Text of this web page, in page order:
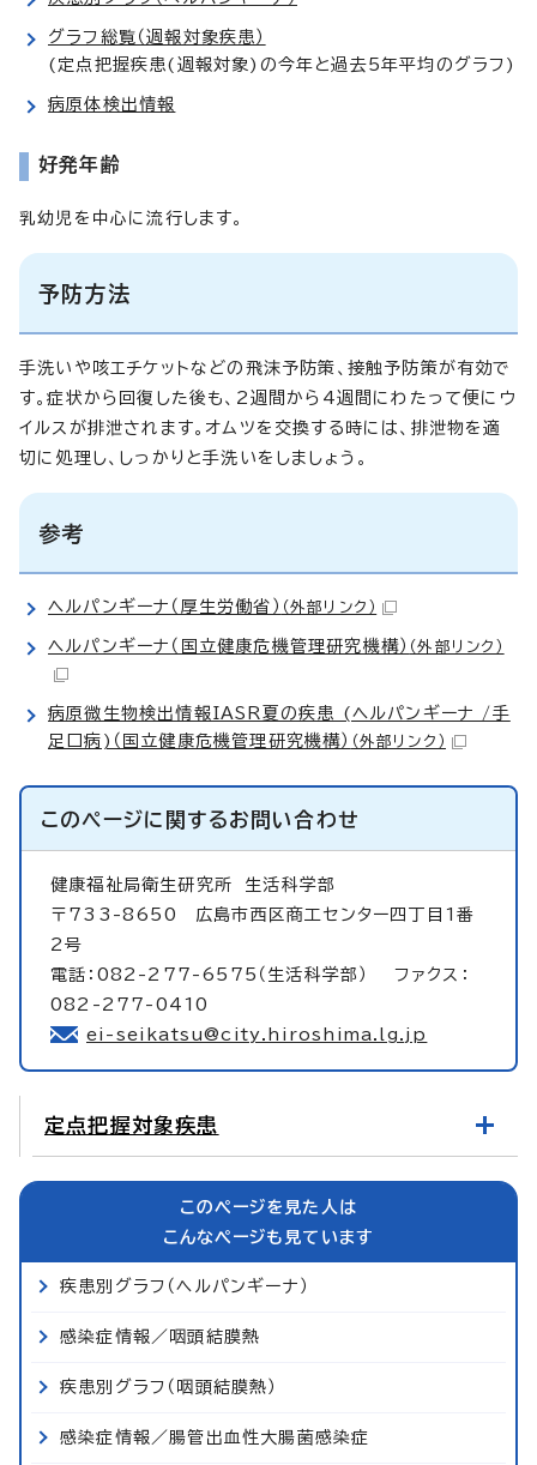
グラフ総覧（週報対象疾患）
(定点把握疾患(週報対象)の今年と過去5年平均のグラフ)
病原体検出情報
好発年齢
乳幼児を中心に流行します。
予防方法
手洗いや咳エチケットなどの飛沫予防策、接触予防策が有効で
す。症状から回復した後も、2週間から4週間にわたって便にウ
イルスが排泄されます。オムツを交換する時には、排泄物を適
切に処理し、しっかりと手洗いをしましょう。
参考
ヘルパンギーナ（厚生労働省） （外部リンク）
ヘルパンギーナ（国立健康危機管理研究機構） （外部リンク）
病原微生物検出情報IASR夏の疾患 (ヘルパンギーナ /手
足口病)（国立健康危機管理研究機構） （外部リンク）
このページに関するお問い合わせ
健康福祉局衛生研究所 生活科学部
〒733-8650 広島市西区商工センター四丁目1番
2号
電話：082-277-6575（生活科学部） ファクス：
082-277-0410
ei-seikatsu@city.hiroshima.lg.jp
定点把握対象疾患
このページを見た人は
こんなページも見ています
疾患別グラフ（ヘルパンギーナ）
感染症情報／咽頭結膜熱
疾患別グラフ（咽頭結膜熱）
感染症情報／腸管出血性大腸菌感染症